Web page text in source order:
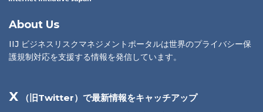
About Us
IIJ ビジネスリスクマネジメントポータルは世界のプライバシー保
護規制対応を支援する情報を発信しています。
X （旧Twitter）で最新情報をキャッチアップ